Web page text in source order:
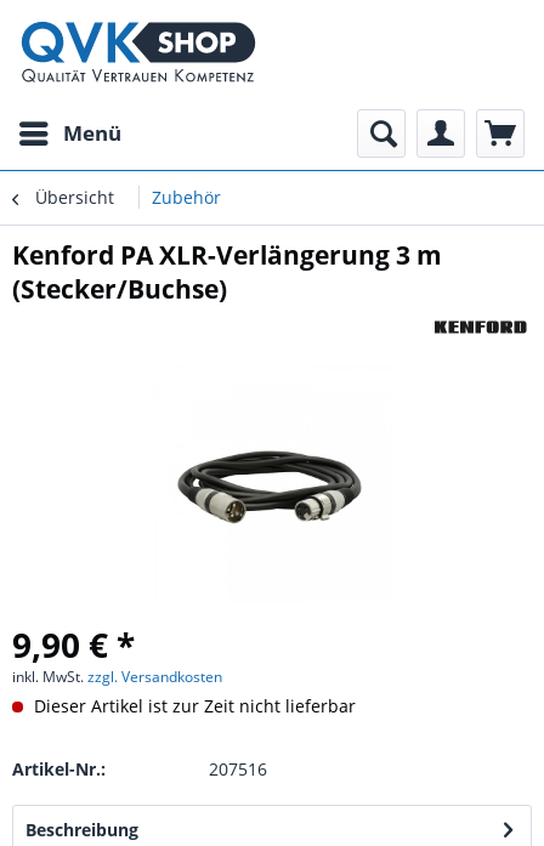
Menü
Übersicht Zubehör
Kenford PA XLR-Verlängerung 3 m
(Stecker/Buchse)
9,90 € *
inkl. MwSt.zzgl. Versandkosten
Dieser Artikel ist zur Zeit nicht lieferbar
Artikel-Nr.: 207516
Beschreibung